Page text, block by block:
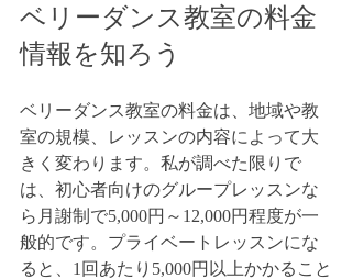
ベリーダンス教室の料金
情報を知ろう
ベリーダンス教室の料金は、地域や教
室の規模、レッスンの内容によって大
きく変わります。私が調べた限りで
は、初心者向けのグループレッスンな
ら月謝制で5,000円～12,000円程度が一
般的です。プライベートレッスンにな
ると、1回あたり5,000円以上かかること